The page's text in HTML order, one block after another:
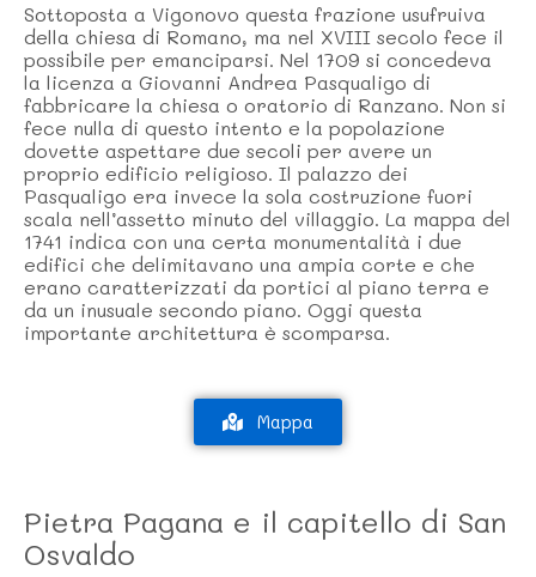
Sottoposta a Vigonovo questa frazione usufruiva
della chiesa di Romano, ma nel XVIII secolo fece il
possibile per emanciparsi. Nel 1709 si concedeva
la licenza a Giovanni Andrea Pasqualigo di
fabbricare la chiesa o oratorio di Ranzano. Non si
fece nulla di questo intento e la popolazione
dovette aspettare due secoli per avere un
proprio edificio religioso. Il palazzo dei
Pasqualigo era invece la sola costruzione fuori
scala nell’assetto minuto del villaggio. La mappa del
1741 indica con una certa monumentalità i due
edifici che delimitavano una ampia corte e che
erano caratterizzati da portici al piano terra e
da un inusuale secondo piano. Oggi questa
importante architettura è scomparsa.
Mappa
Pietra Pagana e il capitello di San
Osvaldo